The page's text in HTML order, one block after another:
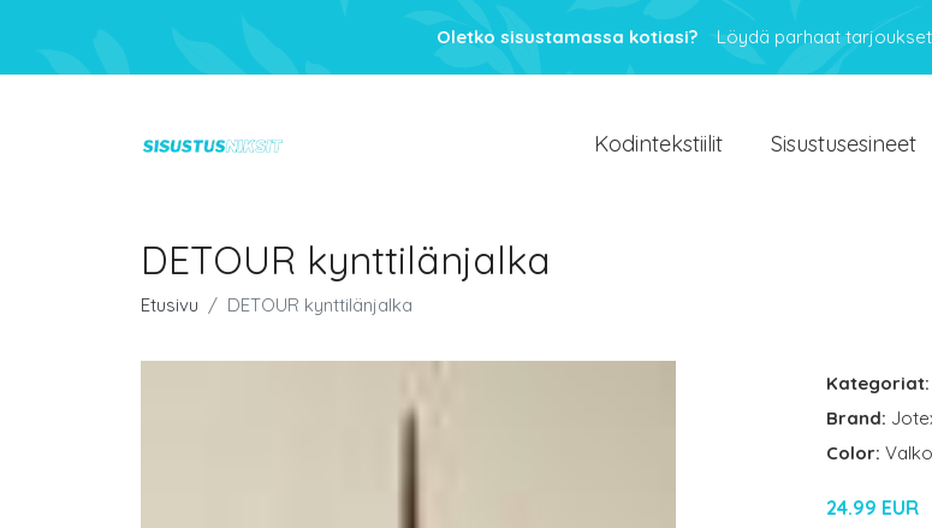
Oletko sisustamassa kotiasi? Löydä parhaat
Kodintekstiilit Sisustusesineet
DETOUR kynttilänjalka
Etusivu DETOUR kynttilänjalka
Kategoriat:
Brand:
Color:
24.99 EUR